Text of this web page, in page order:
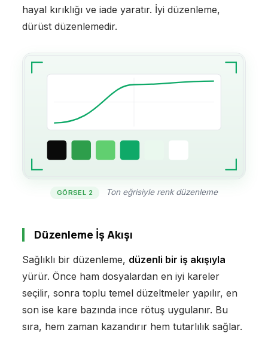
hayal kırıklığı ve iade yaratır. İyi düzenleme,
dürüst düzenlemedir.
GÖRSEL 2 Ton eğrisiyle renk düzenleme
Düzenleme İş Akışı
Sağlıklı bir düzenleme, düzenli bir iş akışıyla
yürür. Önce ham dosyalardan en iyi kareler
seçilir, sonra toplu temel düzeltmeler yapılır, en
son ise kare bazında ince rötuş uygulanır. Bu
sıra, hem zaman kazandırır hem tutarlılık sağlar.